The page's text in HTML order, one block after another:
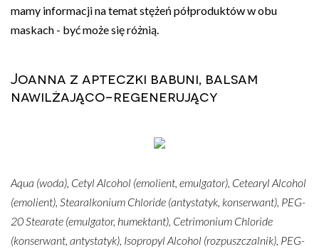
mamy informacji na temat stężeń półproduktów w obu
maskach - być może się różnią.
Joanna z apteczki babuni, balsam
nawilżająco-regenerujący
Aqua (woda), Cetyl Alcohol (emolient, emulgator), Cetearyl Alcohol
(emolient), Stearalkonium Chloride (antystatyk, konserwant), PEG-
20 Stearate (emulgator, humektant), Cetrimonium Chloride
(konserwant, antystatyk), Isopropyl Alcohol (rozpuszczalnik), PEG-